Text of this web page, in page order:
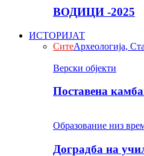
ВОДИЦИ -2025
ИСТОРИЈАТ
СитеАрхеологија,
Верски објекти
Поставена
Образование низ
Доградба на